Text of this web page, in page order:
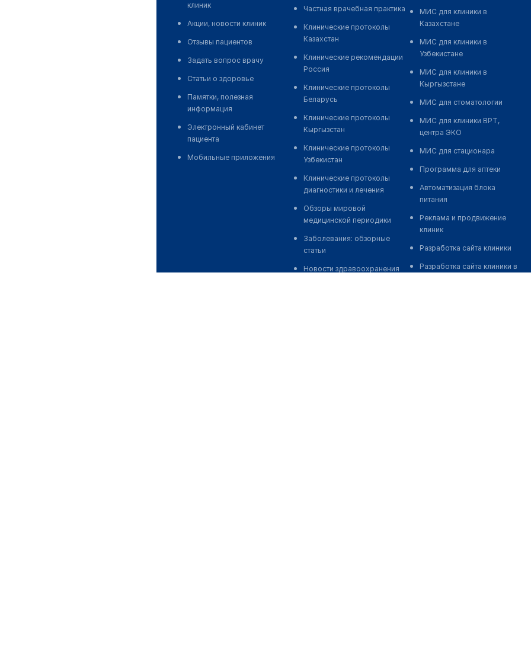
клиник
Акции, новости клиник
Отзывы пациентов
Задать вопрос врачу
Статьи о здоровье
Памятки, полезная
информация
Электронный кабинет
пациента
Мобильные приложения
Частная врачебная практика
Клинические протоколы
Казахстан
Клинические рекомендации
Россия
Клинические протоколы
Беларусь
Клинические протоколы
Кыргызстан
Клинические протоколы
Узбекистан
Клинические протоколы
диагностики и лечения
Обзоры мировой
медицинской периодики
Заболевания: обзорные
статьи
Новости здравоохранения
МИС для клиники в
Казахстане
МИС для клиники в
Узбекистане
МИС для клиники в
Кыргызстане
МИС для стоматологии
МИС для клиники ВРТ,
центра ЭКО
МИС для стационара
Программа для аптеки
Автоматизация блока
питания
Реклама и продвижение
клиник
Разработка сайта клиники
Разработка сайта клиники в